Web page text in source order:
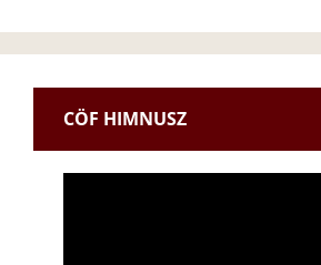
CÖF HIMNUSZ